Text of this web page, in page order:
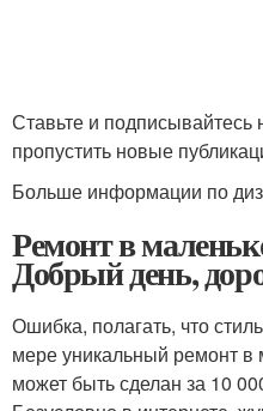
Ставьте и подписывайтесь
пропустить новые
Больше информации по
Ремонт в
Добрый день,
Ошибка, полагать, что
мере уникальный ремонт
может быть сделан за 10